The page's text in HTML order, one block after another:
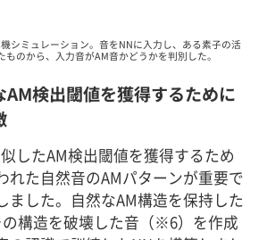
シミュレーション。音をNNに入力し、ある素子の活
ものから、入力音がAM音かどうかを判別した。
AM検出閾値を獲得するために
したAM検出閾値を獲得するため
れた自然音のAMパターンが重要で
ました。自然なAM構造を保持した
構造を破壊した音（※6）を作成